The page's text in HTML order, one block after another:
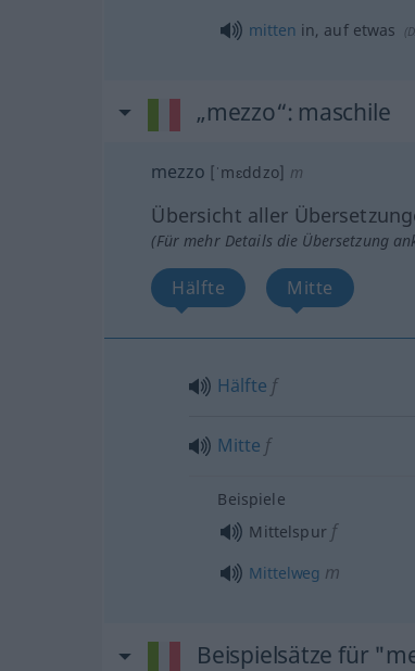
mitten in, aufetwas (
„mezzo“: maschile
mezzo [ˈmɛddzo] m
Übersicht aller
(Für mehr Details die Übersetzung
Hälfte Mitte
Hälfte f
Mitte f
Beispiele
Mittelspurf
Mittelweg m
Beispielsätze für